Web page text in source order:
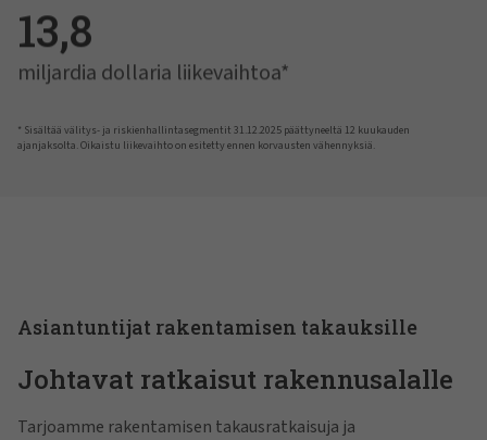
13,8
miljardia dollaria liikevaihtoa*
* Sisältää välitys- ja riskienhallintasegmentit 31.12.2025 päättyneeltä 12 kuukauden
ajanjaksolta. Oikaistu liikevaihto on esitetty ennen korvausten vähennyksiä.
Asiantuntijat rakentamisen takauksille
Johtavat ratkaisut rakennusalalle
Tarjoamme rakentamisen takausratkaisuja ja